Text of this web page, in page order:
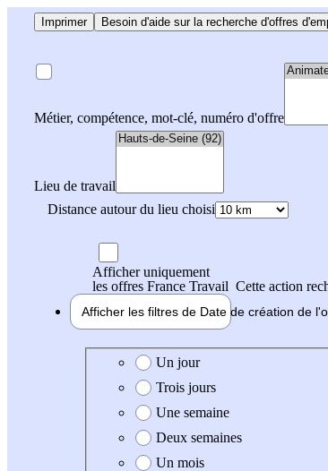
Imprimer Besoin d'aide sur la recherche d'offres
Métier, compétence, mot-clé, numéro d'offre
Lieu de travail
Distance autour du lieu choisi
Afficher uniquement
les offres France Travail Cette action
Afficher les filtres de Date de création de
Date de création de l'offre
Un jour
Trois jours
Une semaine
Deux semaines
Un mois